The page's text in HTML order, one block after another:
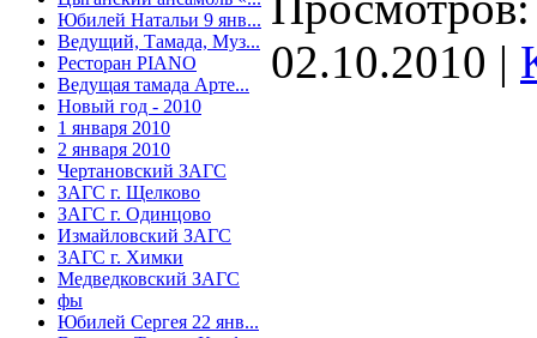
Юбилей Натальи 9 янв...
Ведущий, Тамада, Муз...
Ресторан PIANO
Ведущая тамада Арте...
Новый год - 2010
1 января 2010
2 января 2010
Чертановский ЗАГС
ЗАГС г. Щелково
ЗАГС г. Одинцово
Измайловский ЗАГС
ЗАГС г. Химки
Медведковский ЗАГС
фы
Юбилей Сергея 22 янв...
02.10.2010 |